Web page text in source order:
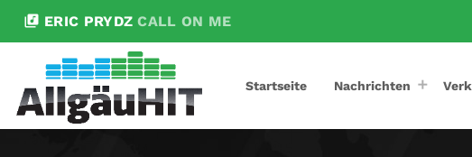
library_music ERIC PRYDZ CALL ON ME
Startseite Nachrichten